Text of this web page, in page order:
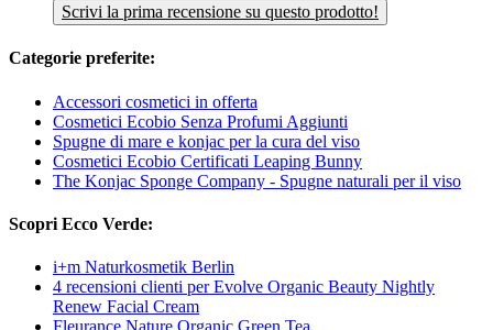
Scrivi la prima recensione su questo prodotto!
Categorie preferite:
Accessori cosmetici in offerta
Cosmetici Ecobio Senza Profumi Aggiunti
Spugne di mare e konjac per la cura del viso
Cosmetici Ecobio Certificati Leaping Bunny
The Konjac Sponge Company - Spugne naturali per il viso
Scopri Ecco Verde:
i+m Naturkosmetik Berlin
4 recensioni clienti per Evolve Organic Beauty Nightly
Renew Facial Cream